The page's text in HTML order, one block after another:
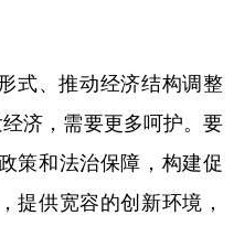
、推动经济结构调整
济，需要更多呵护。要
策和法治保障，构建促
提供宽容的创新环境，